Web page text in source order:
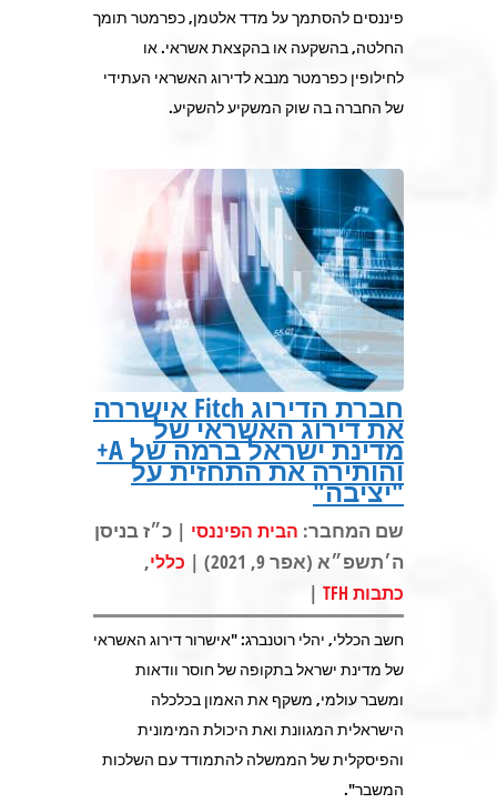
פיננסים להסתמך על מדד אלטמן, כפרמטר תומך
החלטה, בהשקעה או בהקצאת אשראי. או
לחילופין כפרמטר מנבא לדירוג האשראי העתידי
של החברה בה שוק המשקיע להשקיע.
חברת הדירוג Fitch אישררה
את דירוג האשראי של
מדינת ישראל ברמה של A+
והותירה את התחזית על
"יציבה"
שם המחבר: הבית הפיננסי | כ״ז בניסן
ה׳תשפ״א (אפר 9, 2021) |
כללי,
כתבות TFH |
חשב הכללי, יהלי רוטנברג: "אישרור דירוג האשראי
של מדינת ישראל בתקופה של חוסר וודאות
ומשבר עולמי, משקף את האמון בכלכלה
הישראלית המגוונת ואת היכולת המימונית
והפיסקלית של הממשלה להתמודד עם השלכות
המשבר".